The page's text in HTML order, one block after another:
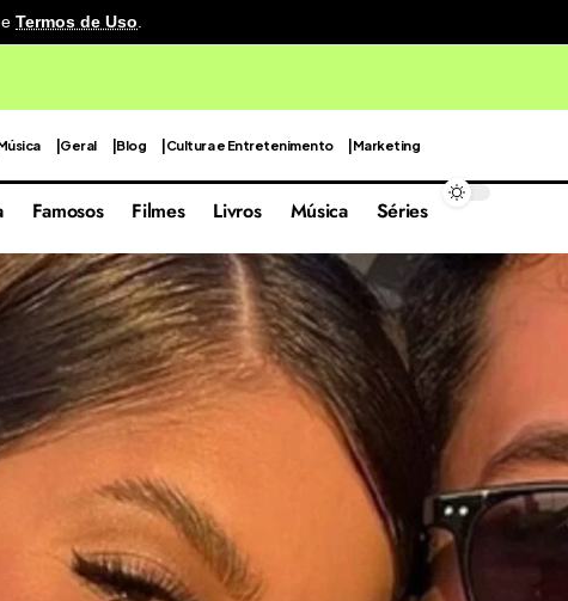
e Termos de Uso.
Geral Blog Cultura e Entretenimento Marketing
Famosos Filmes Livros Música Séries